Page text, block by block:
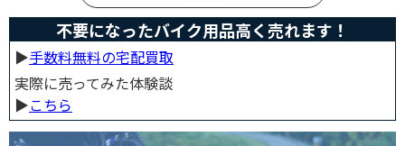
不要になったバイク用品高く売れます！
▶︎手数料無料の宅配買取
実際に売ってみた体験談
▶︎こちら